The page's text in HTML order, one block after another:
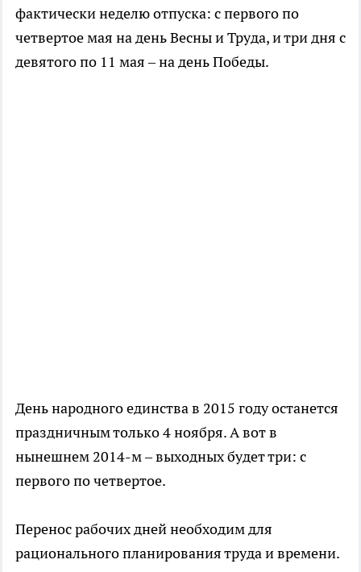
фактически неделю отпуска: с первого по
четвертое мая на день Весны и Труда, и три дня с
девятого по 11 мая – на день Победы.
День народного единства в 2015 году останется
праздничным только 4 ноября. А вот в
нынешнем 2014-м – выходных будет три: с
первого по четвертое.
Перенос рабочих дней необходим для
рационального планирования труда и времени.